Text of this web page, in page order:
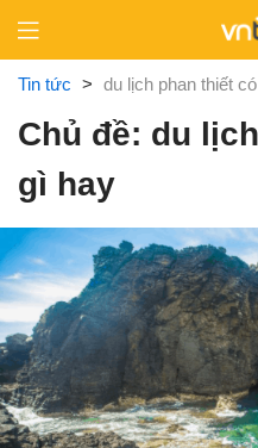
content
Tin tức > du lịch phan thiết
Chủ đề: du
gì hay